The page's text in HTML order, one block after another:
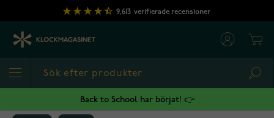
Hoppa till innehållet
9,613 verifierade recensioner
Back to School har börjat! 👉